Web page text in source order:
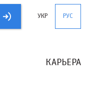
УКР РУС
КАРЬЕРА